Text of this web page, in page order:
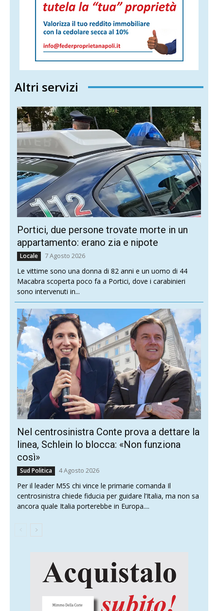
Altri servizi
Portici, due persone trovate morte in un
appartamento: erano zia e nipote
Locale 7 Agosto 2026
Le vittime sono una donna di 82 anni e un uomo di 44
Macabra scoperta poco fa a Portici, dove i carabinieri
sono intervenuti in...
Nel centrosinistra Conte prova a dettare la
linea, Schlein lo blocca: «Non funziona
così»
Sud Politica 4 Agosto 2026
Per il leader M5S chi vince le primarie comanda Il
centrosinistra chiede fiducia per guidare l’Italia, ma non sa
ancora quale Italia porterebbe in Europa....